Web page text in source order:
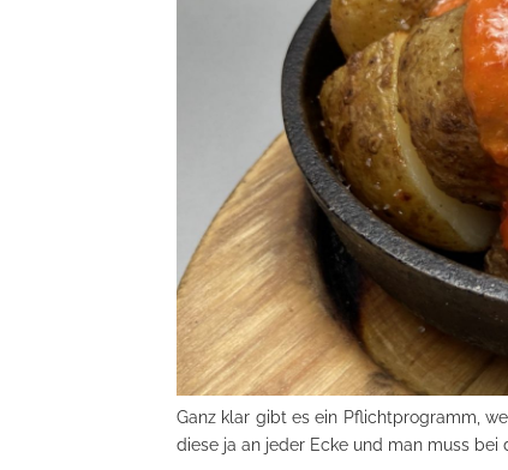
Ganz klar gibt es ein Pflichtprogramm,
diese ja an jeder Ecke und man muss